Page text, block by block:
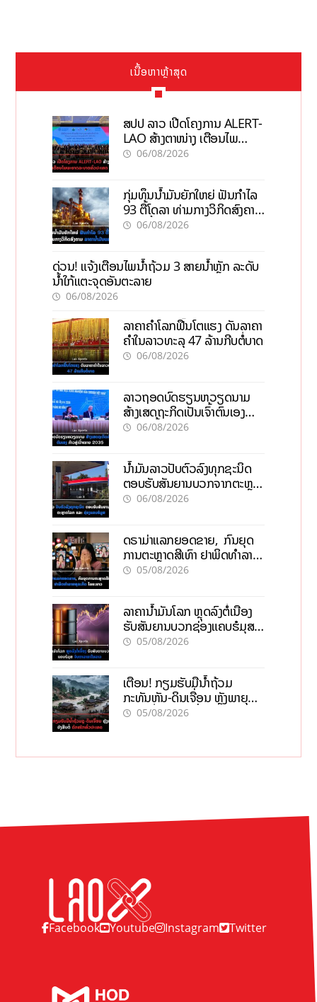
ເນື້ອຫາຫຼ້າສຸດ
ສປປ ລາວ ເປີດໂຄງການ ALERT-
LAO ສ້າງຕາໜ່າງ ເຕືອນໄພ
ພະຍາດລະບາດທົ່ວປະເທດ
06/08/2026
ກຸ່ມທຶນນ້ຳມັນຍັກໃຫຍ່ ຟັນກຳໄລ
93 ຕື້ໂດລາ ທ່າມກາງວິກິດສົງຄາມ
ລາຄານໍ້າມັນແພງ
06/08/2026
ດ່ວນ! ແຈ້ງເຕືອນໄພນໍ້າຖ້ວມ 3 ສາຍນໍ້າຫຼັກ ລະດັບ
ນໍ້າໃກ້ແຕະຈຸດອັນຕະລາຍ
06/08/2026
ລາຄາຄຳໂລກຟື້ນໂຕແຮງ ດັນລາຄາ
ຄຳໃນລາວທະລຸ 47 ລ້ານກີບຕໍ່ບາດ
06/08/2026
ລາວຖອດບົດຮຽນຫວຽດນາມ
ສ້າງເສດຖະກິດເປັນເຈົ້າຕົນເອງ
ກ້າວສູ່ເປົ້າໝາຍ 2035
06/08/2026
ນໍ້າມັນລາວປັບຕົວລົງທຸກຊະນິດ
ຕອບຮັບສັນຍານບວກຈາກຕະຫຼາດ
ໂລກ ແລະ ຊ່ອງແຄບຮໍມູສ
06/08/2026
ດຣາມ່າແລກຍອດຂາຍ, ກົນຍຸດ
ການຕະຫຼາດສີເທົາ ຢາພິດທຳລາຍ
ທຸລະກິດ ໄລຍະຍາວ
05/08/2026
ລາຄານ້ຳມັນໂລກ ຫຼຸດລົງຕໍ່ເນື່ອງ
ຮັບສັນຍານບວກຊ່ອງແຄບຮໍມຸສ
ຈັບຕາລາຄາໃນລາວ
05/08/2026
ເຕືອນ! ກຽມຮັບມືນໍ້າຖ້ວມ
ກະທັນຫັນ-ດິນເຈື່ອນ ຫຼັງພາຍຸຝົນ
ຍັງສືບຕໍ່ຕົກໜັກທົ່ວປະເທດ
05/08/2026
Facebook Youtube Instagram Twitter